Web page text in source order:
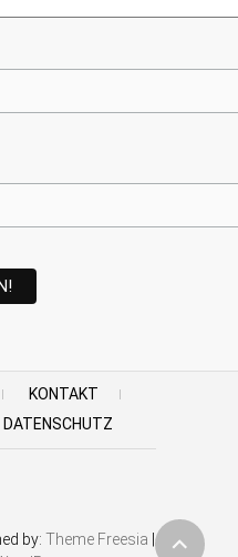
KONTAKT
DATENSCHUTZ
by: Theme Freesia